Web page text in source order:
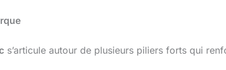
s’articule autour de plusieurs piliers forts qui